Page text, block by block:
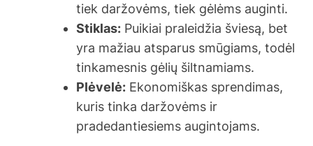
tiek daržovėms, tiek gėlėms auginti.
Stiklas: Puikiai praleidžia šviesą, bet
yra mažiau atsparus smūgiams, todėl
tinkamesnis gėlių šiltnamiams.
Plėvelė: Ekonomiškas sprendimas,
kuris tinka daržovėms ir
pradedantiesiems augintojams.